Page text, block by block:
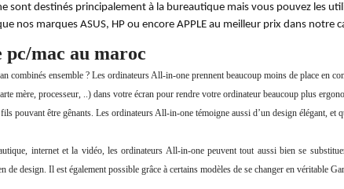
sont destinés principalement à la bureautique mais vous pouvez les
nos marques ASUS, HP ou encore APPLE au meilleur prix dans notre
pc/mac au maroc
combinés ensemble ? Les ordinateurs All-in-one prennent beaucoup moins de place en
mère, processeur, ..) dans votre écran pour rendre votre ordinateur beaucoup plus
pouvant être gênants. Les ordinateurs All-in-one témoigne aussi d’un design élégant, et
internet et la vidéo, les ordinateurs All-in-one peuvent tout aussi bien se
de design. Il est également possible grâce à certains modèles de se changer en véritable